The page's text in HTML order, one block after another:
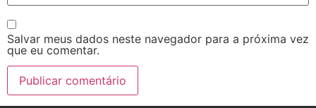
Salvar meus dados neste navegador para a próxima vez
que eu comentar.